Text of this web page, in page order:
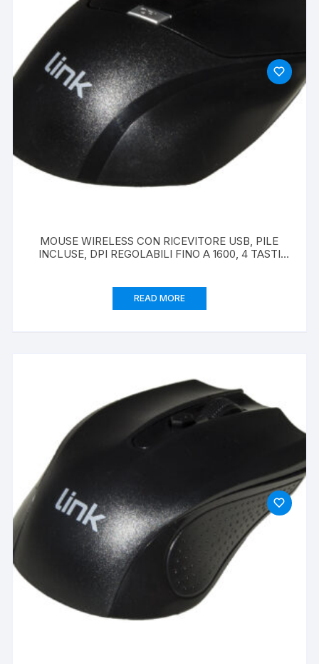
MOUSE WIRELESS CON RICEVITORE USB, PILE
INCLUSE, DPI REGOLABILI FINO A 1600, 4 TASTI
READ MORE